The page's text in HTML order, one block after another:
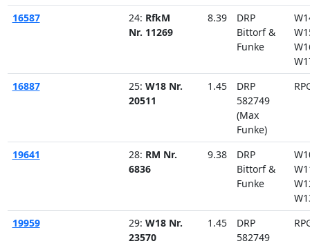
16587
24: RfkM
Nr. 11269
8.39
DRP
Bittorf &
Funke
16887
25: W18 Nr.
20511
1.45
DRP
582749
(Max
Funke)
19641 28: RM Nr.
6836
9.38
DRP
Bittorf &
Funke
19959
29: W18 Nr.
23570
1.45
DRP
582749